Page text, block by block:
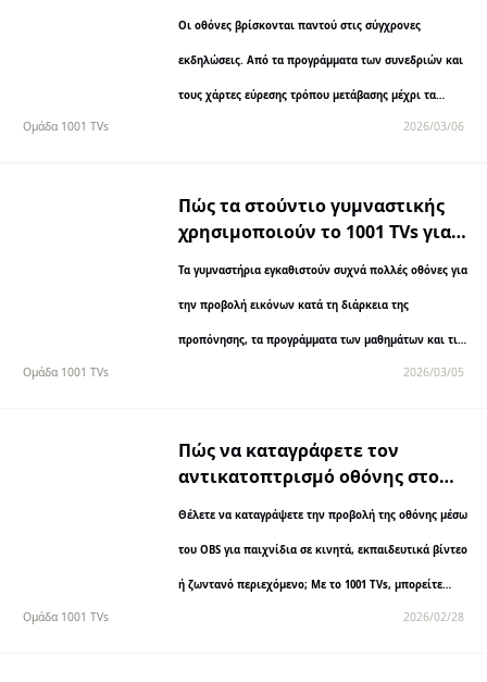
συνέδρια και εκθέσεις
Οι οθόνες βρίσκονται παντού στις σύγχρονες
εκδηλώσεις. Από τα προγράμματα των συνεδριών και
τους χάρτες εύρεσης τρόπου μετάβασης μέχρι τα
απαραίτητη για την εκδήλωση...
Ομάδα 1001 TVs 2026/03/06
Πώς τα στούντιο γυμναστικής
χρησιμοποιούν το 1001 TVs για
στο Apple TV
Τα γυμναστήρια εγκαθιστούν συχνά πολλές οθόνες για
την προβολή εικόνων κατά τη διάρκεια της
προπόνησης, τα προγράμματα των μαθημάτων και τις
ανακοινώσεις. Πολλές από αυτές τις οθόνες
περιεχομένου...
Ομάδα 1001 TVs 2026/03/05
Πώς να καταγράφετε τον
αντικατοπτρισμό οθόνης στο
Θέλετε να καταγράψετε την προβολή της οθόνης μέσω
του OBS για παιχνίδια σε κινητά, εκπαιδευτικά βίντεο
ή ζωντανό περιεχόμενο; Με το 1001 TVs, μπορείτε
εύκολα να προβάλλετε την οθόνη του κινητού σας
Ομάδα 1001 TVs 2026/02/28